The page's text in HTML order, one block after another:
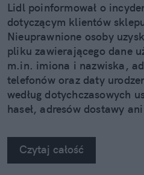
Lidl poinformował o
dotyczącym klientów
Nieuprawnione osoby
pliku zawierającego dane
m.in. imiona i nazwiska,
telefonów oraz daty
według dotychczasowych
haseł, adresów dostawy
szczególnej ostrożności
wiadomości.
Czytaj całość